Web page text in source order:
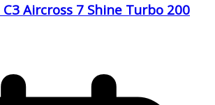
C3 Aircross 7 Shine Turbo 200